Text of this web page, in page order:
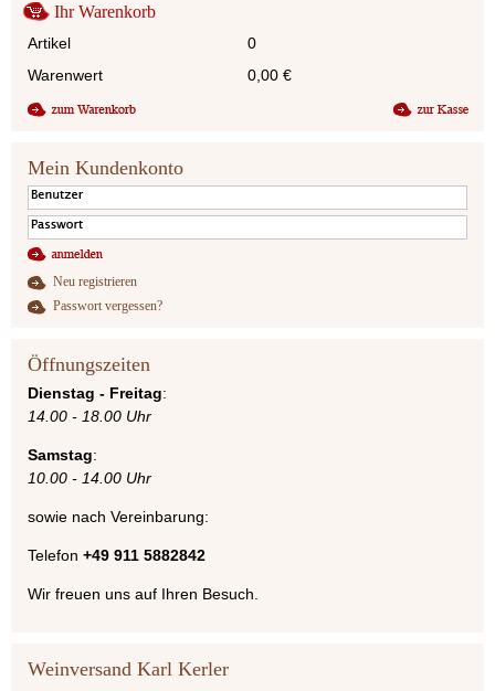
Ihr Warenkorb
Artikel
0
Warenwert
0,00 €
Mein Kundenkonto
Neu registrieren
Passwort vergessen?
Öffnungszeiten
Dienstag - Freitag:
14.00 - 18.00 Uhr
Samstag:
10.00 - 14.00 Uhr
sowie nach Vereinbarung:
Telefon +49 911 5882842
Wir freuen uns auf Ihren Besuch.
Weinversand Karl Kerler